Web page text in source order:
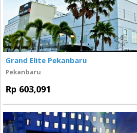
Grand Elite Pekanbaru
Pekanbaru
Rp 603,091